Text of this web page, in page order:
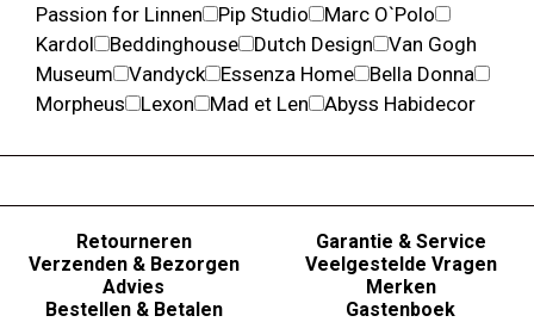
Passion for Linnen
Pip Studio
Marc O`Polo
Kardol
Beddinghouse Dutch Design
Van Gogh
Museum
Vandyck Essenza Home
Bella Donna
Morpheus
Lexon Mad et Len Abyss Habidecor
Retourneren
Verzenden & Bezorgen
Advies
Bestellen & Betalen
Garantie & Service
Veelgestelde Vragen
Merken
Gastenboek